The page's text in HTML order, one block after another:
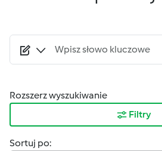
Rozszerz wyszukiwanie
Filtry
Sortuj po: